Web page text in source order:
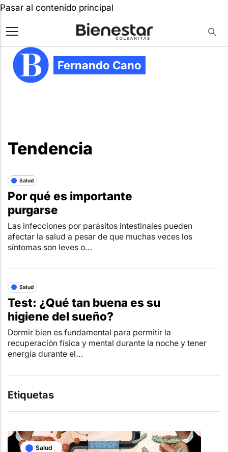
Pasar al contenido principal
Fernando Cano
Tendencia
Salud
Por qué es importante
purgarse
Las infecciones por parásitos intestinales pueden
afectar la salud a pesar de que muchas veces los
síntomas son leves o...
Salud
Test: ¿Qué tan buena es su
higiene del sueño?
Dormir bien es fundamental para permitir la
recuperación física y mental durante la noche y tener
energía durante el...
Etiquetas
Salud